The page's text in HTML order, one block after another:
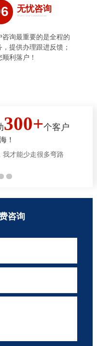
无忧咨询
Worry free consultation
咨询最重要的是全程的
，提供办理跟进反馈；
顺利落户！
300+个客户
！
咨询